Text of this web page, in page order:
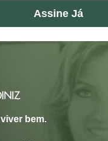
Assine Já
viver bem.